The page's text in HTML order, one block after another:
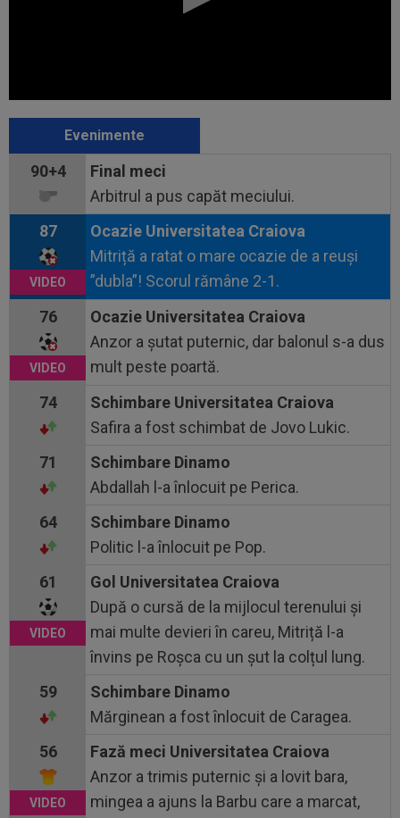
Evenimente
90+4
Final meci
Arbitrul a pus capăt meciului.
87
Ocazie Universitatea Craiova
Mitriță a ratat o mare ocazie de a reuși
”dubla”! Scorul rămâne 2-1.
76
Ocazie Universitatea Craiova
Anzor a șutat puternic, dar balonul s-a dus
mult peste poartă.
74
Schimbare Universitatea Craiova
Safira a fost schimbat de Jovo Lukic.
71
Schimbare Dinamo
Abdallah l-a înlocuit pe Perica.
64
Schimbare Dinamo
Politic l-a înlocuit pe Pop.
61
Gol Universitatea Craiova
După o cursă de la mijlocul terenului și
mai multe devieri în careu, Mitriță l-a
învins pe Roșca cu un șut la colțul lung.
59
Schimbare Dinamo
Mărginean a fost înlocuit de Caragea.
56
Fază meci Universitatea Craiova
Anzor a trimis puternic și a lovit bara,
mingea a ajuns la Barbu care a marcat,